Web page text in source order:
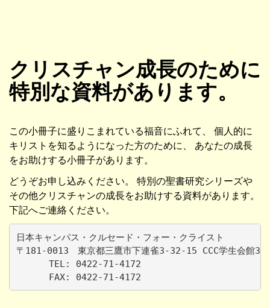
クリスチャン成長のために
特別な資料があります。
この小冊子に盛りこまれている福音にふれて、 個人的に
キリストを知るようになった方のために、 あなたの成長
をお助けする小冊子があります。
どうぞお申し込みください。 特別の聖書研究シリーズや
その他クリスチャンの成長をお助けする資料があります。
下記へご連絡ください。
日本キャンパス・クルセード・フォー・クライスト
〒181-0013　東京都三鷹市下連雀3-32-15 CCC学生会館3F
      TEL: 0422-71-4172